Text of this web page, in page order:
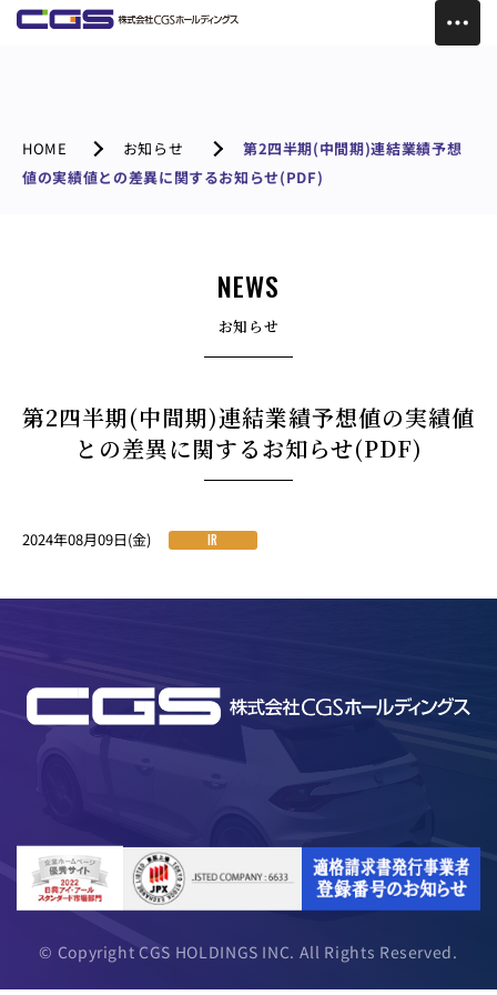
HOME お知らせ
第2四半期(中間期)連結業績予想
値の実績値との差異に関するお知らせ(PDF)
NEWS
お知らせ
第2四半期(中間期)連結業績予想値の実績値
との差異に関するお知らせ(PDF)
2024年08月09日(金) IR
© Copyright CGS HOLDINGS INC. All Rights Reserved.